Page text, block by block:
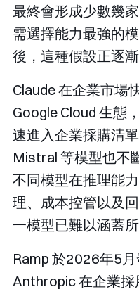
最終會形成少數幾
需選擇能力最強的
後，這種假設正逐漸
Claude 在企業市場
Google Cloud 生態
速進入企業採購清
Mistral 等模型也不
不同模型在推理能
理、成本控管以及
一模型已難以涵蓋所
Ramp 於2026年5月
Anthropic 在企業採